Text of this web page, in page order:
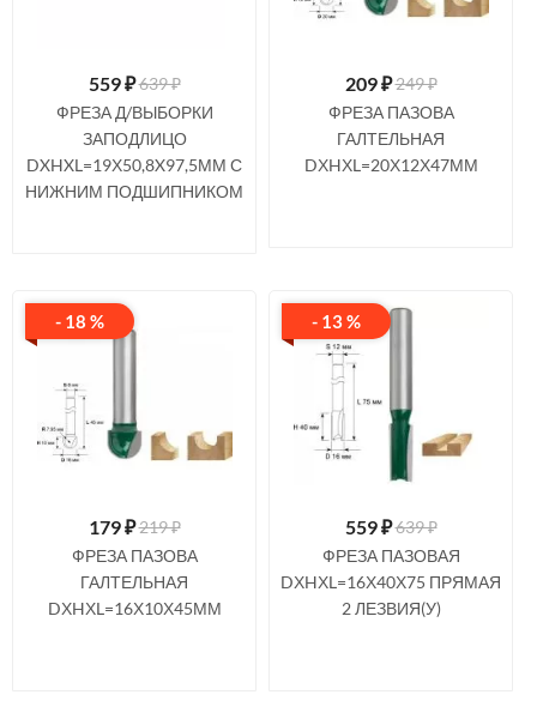
559₽639 ₽
ФРЕЗА Д/ВЫБОРКИ
ЗАПОДЛИЦО
DXHXL=19Х50,8X97,5ММ С
НИЖНИМ ПОДШИПНИКОМ
209₽249 ₽
ФРЕЗА ПАЗОВА
ГАЛТЕЛЬНАЯ
DХHХL=20Х12Х47ММ
- 18 %
179₽219 ₽
ФРЕЗА ПАЗОВА
ГАЛТЕЛЬНАЯ
DХHХL=16Х10Х45ММ
- 13 %
559₽639 ₽
ФРЕЗА ПАЗОВАЯ
DХHХL=16Х40Х75 ПРЯМАЯ
2 ЛЕЗВИЯ(У)